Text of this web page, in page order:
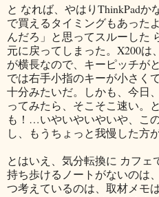
と なれば、やはりThinkPadか
で買えるタイミングもあった
んだろ」と思ってスルーした
元に戻ってしまった。X200は
が横長なので、キーピッチが
では右手小指のキーが小さく
十分みたいだ。しかも、今日
ってみたら、そこそこ速い。
も！…いやいやいやいや、こ
し、もうちょっと我慢した方
とはいえ、気分転換に カフェ
持ち歩けるノートがないのは
つ考えているのは、取材メモ